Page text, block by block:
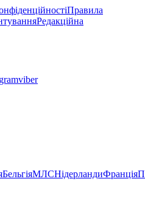
Правила
Редакційна
viber
БельгіяМЛСНідерландиФранція